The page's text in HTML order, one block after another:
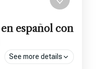
español con
See more details